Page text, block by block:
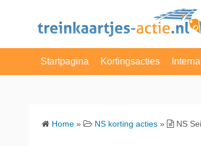
Startpagina Kortingsacties
Home » NS korting acties » NS